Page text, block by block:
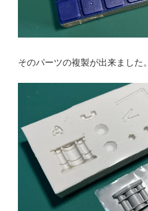
そのパーツの複製が出来ました。